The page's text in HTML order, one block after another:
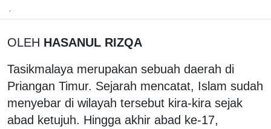
.
OLEH HASANUL RIZQA
Tasikmalaya merupakan sebuah daerah di
Priangan Timur. Sejarah mencatat, Islam sudah
menyebar di wilayah tersebut kira-kira sejak
abad ketujuh. Hingga akhir abad ke-17,